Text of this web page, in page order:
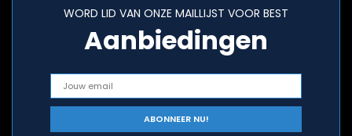
WORD LID VAN ONZE MAILLIJST VOOR BEST
Aanbiedingen